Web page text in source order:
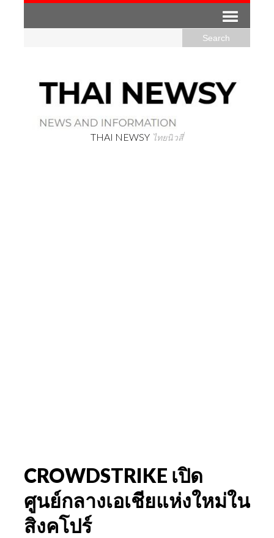
THAI NEWSY ไทยนิวสี่
CROWDSTRIKE เปิด
ศูนย์กลางเอเชียแห่งใหม่ใน
สิงคโปร์